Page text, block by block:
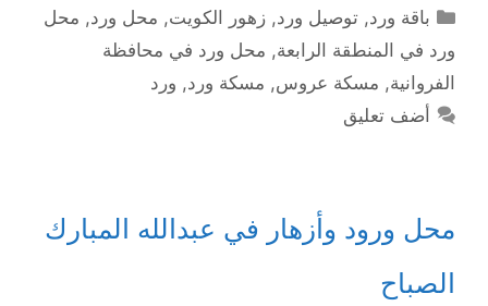
التصنيفات
باقة ورد,توصيل ورد,زهور الكويت, محل ورد, محل
ورد في المنطقة الرابعة, محل ورد في محافظة
الفروانية, مسكة عروس, مسكة ورد, ورد
أضف تعليق
محل ورود وأزهار في عبدالله المبارك
الصباح